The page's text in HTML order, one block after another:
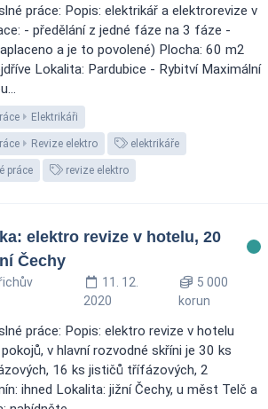
práce: Popis: elektrikář a elektrorevize v
- předělání z jedné fáze na 3 fáze -
a je to povolené) Plocha: 60 m2
Lokalita: Pardubice - Rybitví Maximální
Elektrikáři
Revize elektro elektrikáře
práce revize elektro
elektro revize v hotelu, 20
Čechy
11. 12.
2020
5 000
korun
práce: Popis: elektro revize v hotelu
v hlavní rozvodné skříni je 30 ks
16 ks jističů třífázových, 2
ihned Lokalita: jižní Čechy, u měst Telč a